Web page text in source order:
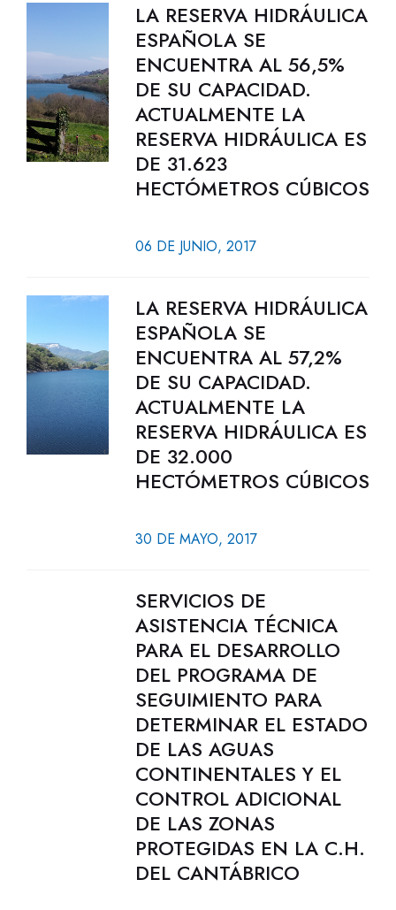
LA RESERVA HIDRÁULICA
ESPAÑOLA SE
ENCUENTRA AL 56,5%
DE SU CAPACIDAD.
ACTUALMENTE LA
RESERVA HIDRÁULICA ES
DE 31.623
HECTÓMETROS CÚBICOS
06 DE JUNIO, 2017
LA RESERVA HIDRÁULICA
ESPAÑOLA SE
ENCUENTRA AL 57,2%
DE SU CAPACIDAD.
ACTUALMENTE LA
RESERVA HIDRÁULICA ES
DE 32.000
HECTÓMETROS CÚBICOS
30 DE MAYO, 2017
SERVICIOS DE
ASISTENCIA TÉCNICA
PARA EL DESARROLLO
DEL PROGRAMA DE
SEGUIMIENTO PARA
DETERMINAR EL ESTADO
DE LAS AGUAS
CONTINENTALES Y EL
CONTROL ADICIONAL
DE LAS ZONAS
PROTEGIDAS EN LA C.H.
DEL CANTÁBRICO